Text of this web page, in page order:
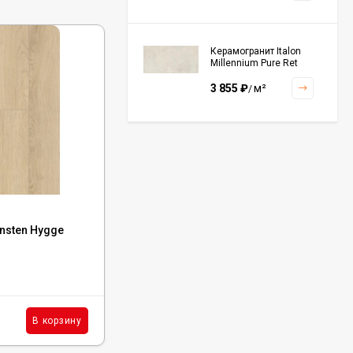
Hygge
В корзину
Керамогранит Italon
Millennium Pure Ret
3 855 ₽/м²